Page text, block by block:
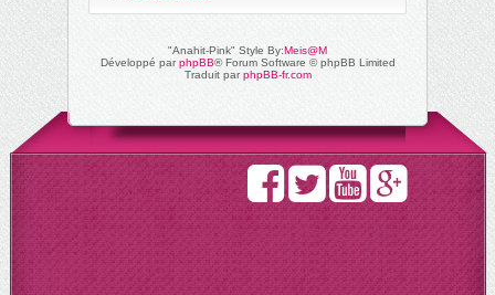
"Anahit-Pink" Style By:Meis@M
Développé parphpBB® Forum Software © phpBB Limited
Traduit parphpBB-fr.com